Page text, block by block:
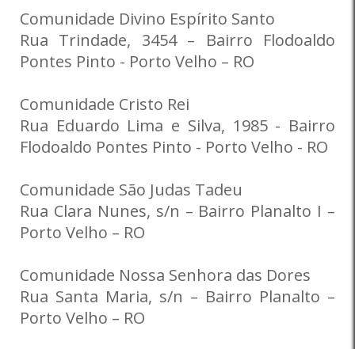
Comunidade Divino Espírito Santo
Rua Trindade, 3454 – Bairro Flodoaldo
Pontes Pinto - Porto Velho – RO
Comunidade Cristo Rei
Rua Eduardo Lima e Silva, 1985 - Bairro
Flodoaldo Pontes Pinto - Porto Velho - RO
Comunidade São Judas Tadeu
Rua Clara Nunes, s/n – Bairro Planalto I –
Porto Velho – RO
Comunidade Nossa Senhora das Dores
Rua Santa Maria, s/n – Bairro Planalto –
Porto Velho – RO